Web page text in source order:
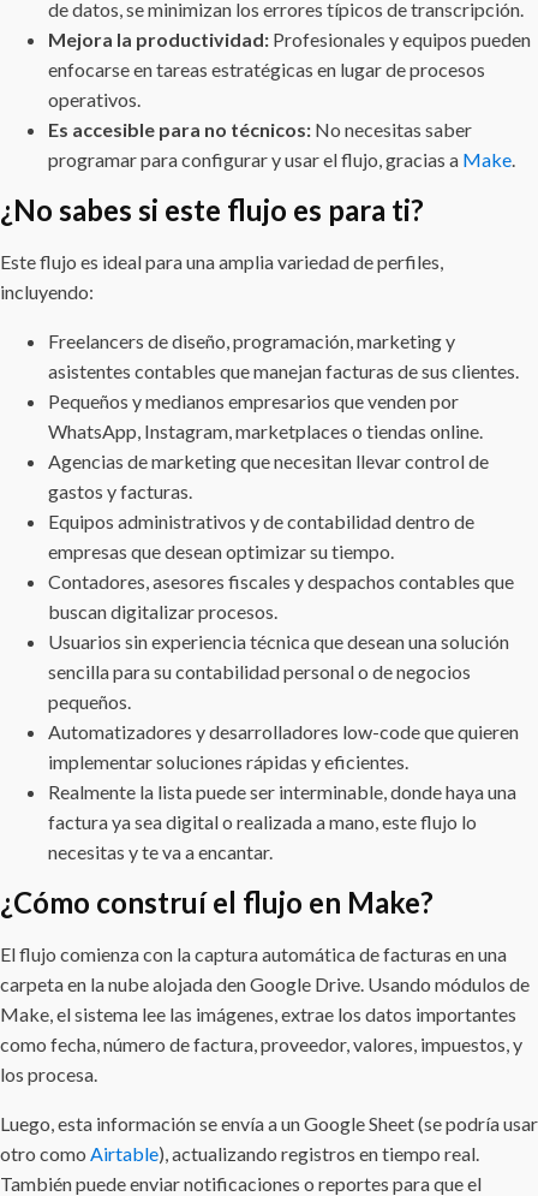
de datos, se minimizan los errores típicos de transcripción.
Mejora la productividad: Profesionales y equipos pueden
enfocarse en tareas estratégicas en lugar de procesos
operativos.
Es accesible para no técnicos: No necesitas saber
programar para configurar y usar el flujo, gracias a Make.
¿No sabes si este flujo es para ti?
Este flujo es ideal para una amplia variedad de perfiles,
incluyendo:
Freelancers de diseño, programación, marketing y
asistentes contables que manejan facturas de sus clientes.
Pequeños y medianos empresarios que venden por
WhatsApp, Instagram, marketplaces o tiendas online.
Agencias de marketing que necesitan llevar control de
gastos y facturas.
Equipos administrativos y de contabilidad dentro de
empresas que desean optimizar su tiempo.
Contadores, asesores fiscales y despachos contables que
buscan digitalizar procesos.
Usuarios sin experiencia técnica que desean una solución
sencilla para su contabilidad personal o de negocios
pequeños.
Automatizadores y desarrolladores low-code que quieren
implementar soluciones rápidas y eficientes.
Realmente la lista puede ser interminable, donde haya una
factura ya sea digital o realizada a mano, este flujo lo
necesitas y te va a encantar.
¿Cómo construí el flujo en Make?
El flujo comienza con la captura automática de facturas en una
carpeta en la nube alojada den Google Drive. Usando módulos de
Make, el sistema lee las imágenes, extrae los datos importantes
como fecha, número de factura, proveedor, valores, impuestos, y
los procesa.
Luego, esta información se envía a un Google Sheet (se podría usar
otro como Airtable), actualizando registros en tiempo real.
También puede enviar notificaciones o reportes para que el